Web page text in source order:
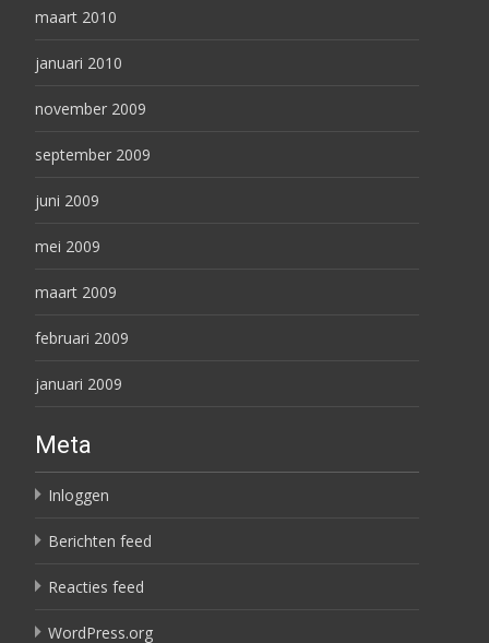
maart 2010
januari 2010
november 2009
september 2009
juni 2009
mei 2009
maart 2009
februari 2009
januari 2009
Meta
Inloggen
Berichten feed
Reacties feed
WordPress.org